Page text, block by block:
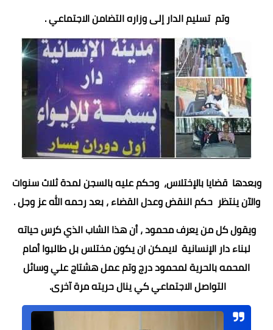
وتم تسليم الدار إلى وزاره التضامن الاجتماعي .
وبعدها قضايا بالإختلاس، وحكم عليه بالسجن لمدة ثلاث سنوات
والآن ينتظر حكم النقض وعدل القضاء ، بعد رحمه الله عز وجل .
ويقول كل من يعرف محمود ، أن هذا الشاب الذي كرس حياته
لبناء دار الإنسانية لايمكن ان يكون مختلس بل طالبوا أمام
المحمه بالحرية لمحمود درج وتم عمل هشتاج علي وسائل
التواصل الاجتماعي كي ينال حريته مرة آخرى.